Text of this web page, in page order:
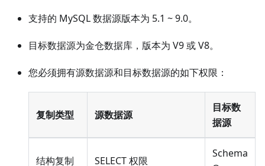
支持的 MySQL 数据源版本为 5.1 ~ 9.0。
目标数据源为金仓数据库，版本为 V9 或 V8。
您必须拥有源数据源和目标数据源的如下权限：
复制类型 源数据源
目标数
据源
结构复制 SELECT 权限
Schema